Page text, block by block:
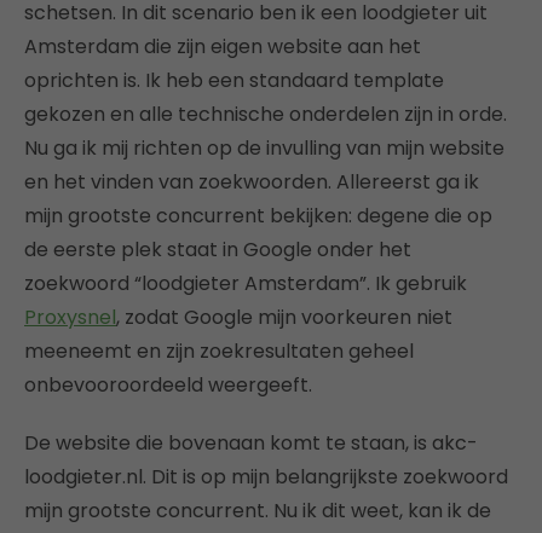
schetsen. In dit scenario ben ik een loodgieter uit
Amsterdam die zijn eigen website aan het
oprichten is. Ik heb een standaard template
gekozen en alle technische onderdelen zijn in orde.
Nu ga ik mij richten op de invulling van mijn website
en het vinden van zoekwoorden. Allereerst ga ik
mijn grootste concurrent bekijken: degene die op
de eerste plek staat in Google onder het
zoekwoord “loodgieter Amsterdam”. Ik gebruik
Proxysnel, zodat Google mijn voorkeuren niet
meeneemt en zijn zoekresultaten geheel
onbevooroordeeld weergeeft.
De website die bovenaan komt te staan, is akc-
loodgieter.nl. Dit is op mijn belangrijkste zoekwoord
mijn grootste concurrent. Nu ik dit weet, kan ik de